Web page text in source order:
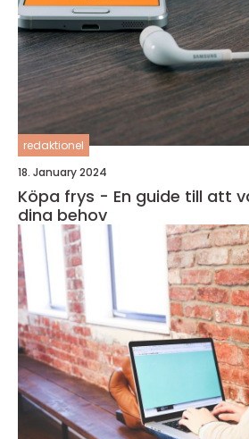
redaktionel
18. January 2024
Köpa frys - En guide till att
dina behov